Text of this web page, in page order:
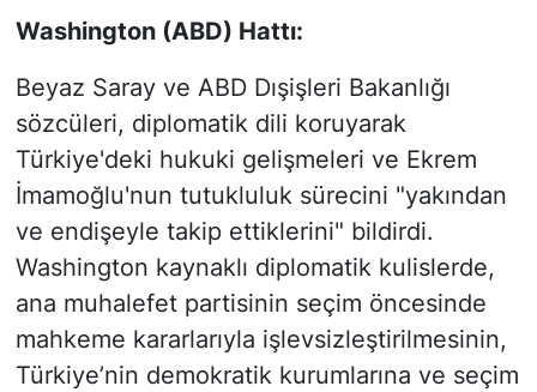
Washington (ABD) Hattı:
Beyaz Saray ve ABD Dışişleri Bakanlığı
sözcüleri, diplomatik dili koruyarak
Türkiye'deki hukuki gelişmeleri ve Ekrem
İmamoğlu'nun tutukluluk sürecini "yakından
ve endişeyle takip ettiklerini" bildirdi.
Washington kaynaklı diplomatik kulislerde,
ana muhalefet partisinin seçim öncesinde
mahkeme kararlarıyla işlevsizleştirilmesinin,
Türkiye’nin demokratik kurumlarına ve seçim